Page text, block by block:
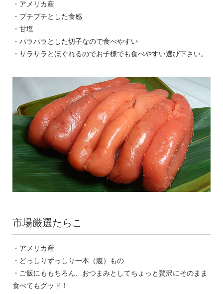
・アメリカ産
・プチプチとした食感
・甘塩
・パラパラとした切子なので食べやすい
・サラサラとほぐれるのでお子様でも食べやすい選び下さい。
市場厳選たらこ
・アメリカ産
・どっしりずっしり一本（腹）もの
・ご飯にももちろん、おつまみとしてちょっと贅沢にそのまま
食べてもグッド！